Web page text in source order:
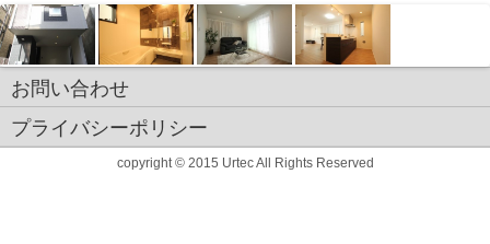
お問い合わせ
プライバシーポリシー
copyright © 2015 Urtec All Rights Reserved